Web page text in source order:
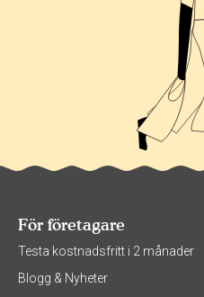
För företagare
Testa kostnadsfritt i 2 månader
Blogg & Nyheter